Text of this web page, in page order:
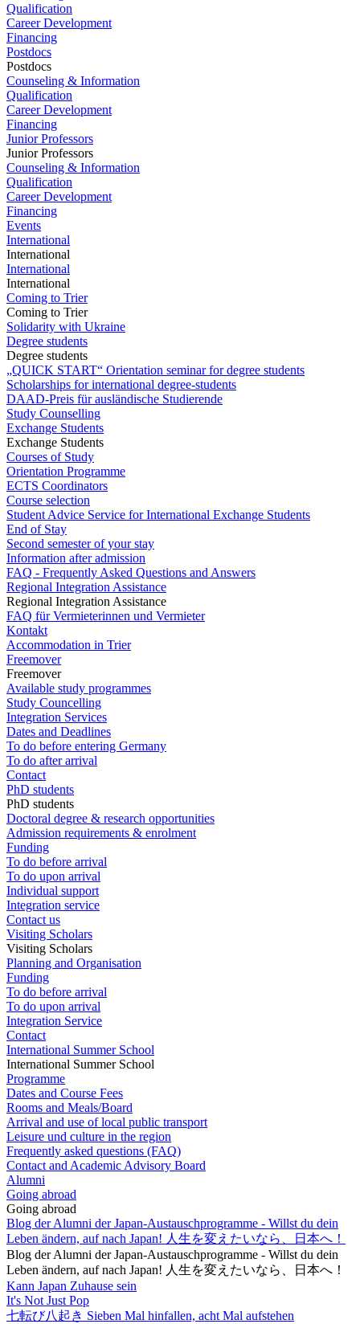
Qualification
Career Development
Financing
Postdocs
Postdocs
Counseling & Information
Qualification
Career Development
Financing
Junior Professors
Junior Professors
Counseling & Information
Qualification
Career Development
Financing
Events
International
International
International
International
Coming to Trier
Coming to Trier
Solidarity with Ukraine
Degree students
Degree students
„QUICK START“ Orientation seminar for degree students
Scholarships for international degree-students
DAAD-Preis für ausländische Studierende
Study Counselling
Exchange Students
Exchange Students
Courses of Study
Orientation Programme
ECTS Coordinators
Course selection
Student Advice Service for International Exchange Students
End of Stay
Second semester of your stay
Information after admission
FAQ - Frequently Asked Questions and Answers
Regional Integration Assistance
Regional Integration Assistance
FAQ für Vermieterinnen und Vermieter
Kontakt
Accommodation in Trier
Freemover
Freemover
Available study programmes
Study Councelling
Integration Services
Dates and Deadlines
To do before entering Germany
To do after arrival
Contact
PhD students
PhD students
Doctoral degree & research opportunities
Admission requirements & enrolment
Funding
To do before arrival
To do upon arrival
Individual support
Integration service
Contact us
Visiting Scholars
Visiting Scholars
Planning and Organisation
Funding
To do before arrival
To do upon arrival
Integration Service
Contact
International Summer School
International Summer School
Programme
Dates and Course Fees
Rooms and Meals/Board
Arrival and use of local public transport
Leisure und culture in the region
Frequently asked questions (FAQ)
Contact and Academic Advisory Board
Alumni
Going abroad
Going abroad
Blog der Alumni der Japan-Austauschprogramme - Willst du dein
Leben ändern, auf nach Japan! 人生を変えたいなら、日本へ！
Blog der Alumni der Japan-Austauschprogramme - Willst du dein
Leben ändern, auf nach Japan! 人生を変えたいなら、日本へ！
Kann Japan Zuhause sein
It's Not Just Pop
七転び八起き Sieben Mal hinfallen, acht Mal aufstehen